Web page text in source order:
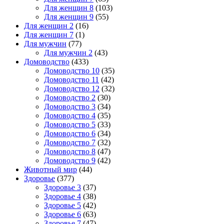
Для женщин 8 (103)
Для женщин 9 (55)
Для женщин 2 (16)
Для женщин 7 (1)
Для мужчин (77)
Для мужчин 2 (43)
Домоводство (433)
Домоводство 10 (35)
Домоводство 11 (42)
Домоводство 12 (32)
Домоводство 2 (30)
Домоводство 3 (34)
Домоводство 4 (35)
Домоводство 5 (33)
Домоводство 6 (34)
Домоводство 7 (32)
Домоводство 8 (47)
Домоводство 9 (42)
Животный мир (44)
Здоровье (377)
Здоровье 3 (37)
Здоровье 4 (38)
Здоровье 5 (42)
Здоровье 6 (63)